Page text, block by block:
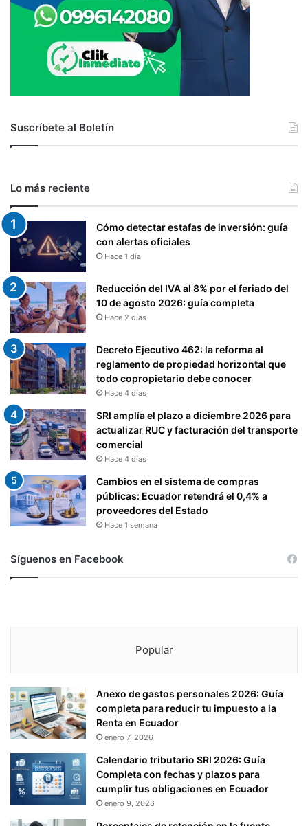
R
A
P
A
L
P
O
Á
C
A
N
C
E
L
A
R
S
E
H
A
T
A
E
N
S
A
S
0
5
-
2
0
1
Suscríbete al Boletín
Lo más reciente
Cómo detectar estafas de inversión: guía
con alertas oficiales
Hace 1 día
Reducción del IVA al 8% por el feriado del
10 de agosto 2026: guía completa
Hace 2 días
Decreto Ejecutivo 462: la reforma al
reglamento de propiedad horizontal que
todo copropietario debe conocer
Hace 4 días
SRI amplía el plazo a diciembre 2026 para
actualizar RUC y facturación del transporte
comercial
Hace 4 días
Cambios en el sistema de compras
públicas: Ecuador retendrá el 0,4% a
proveedores del Estado
Hace 1 semana
Síguenos en Facebook
Popular
Anexo de gastos personales 2026: Guía
completa para reducir tu impuesto a la
Renta en Ecuador
enero 7, 2026
Calendario tributario SRI 2026: Guía
Completa con fechas y plazos para
cumplir tus obligaciones en Ecuador
enero 9, 2026